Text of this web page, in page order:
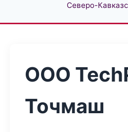
Северо-
ООО
Точмаш